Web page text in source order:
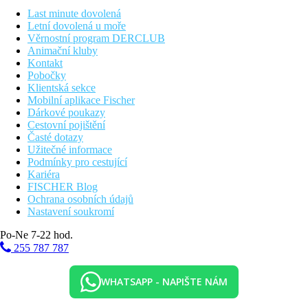
Vzdálenosti
45 km
Vzdálenost od nejbližšího letiště
Bazény
Lehátka u bazénu
Slunečníky u bazénu
Fotogalerie
Last minute dovolená
Letní dovolená u moře
Věrnostní program DERCLUB
Animační kluby
Kontakt
Pobočky
Klientská sekce
Mobilní aplikace Fischer
Dárkové poukazy
Cestovní pojištění
Časté dotazy
Užitečné informace
Podmínky pro cestující
Kariéra
FISCHER Blog
Ochrana osobních údajů
Nastavení soukromí
Po-Ne 7-22 hod.
255 787 787
WHATSAPP - NAPIŠTE NÁM